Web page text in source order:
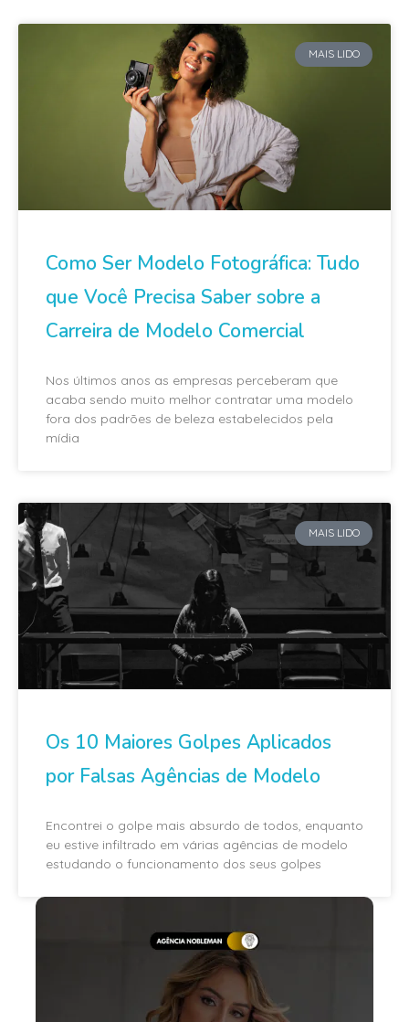
MAIS LIDO
Como Ser Modelo Fotográfica: Tudo
que Você Precisa Saber sobre a
Carreira de Modelo Comercial
Nos últimos anos as empresas perceberam que
acaba sendo muito melhor contratar uma modelo
fora dos padrões de beleza estabelecidos pela
mídia
MAIS LIDO
Os 10 Maiores Golpes Aplicados
por Falsas Agências de Modelo
Encontrei o golpe mais absurdo de todos, enquanto
eu estive infiltrado em várias agências de modelo
estudando o funcionamento dos seus golpes